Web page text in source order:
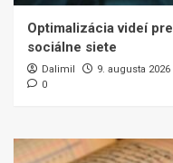
Optimalizácia videí pre
sociálne siete
Dalimil
9. augusta 2026
0